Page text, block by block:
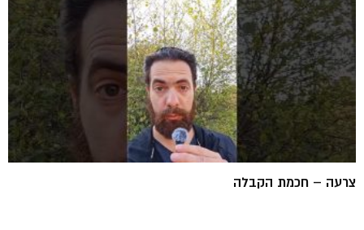
צרעה – חכמת הקבלה